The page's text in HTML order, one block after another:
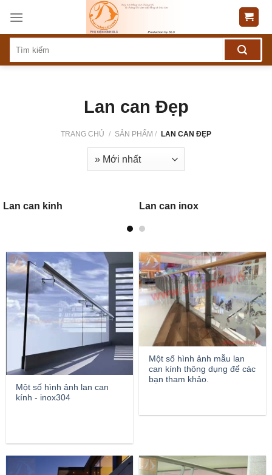
content
Lan can Đẹp
TRANG CHỦ / SẢN PHẨM / LAN CAN ĐẸP
Lan can kinh Lan can inox
Một số hình ảnh lan can
kính - inox304
Một số hình ảnh mẫu lan
can kính thông dụng để các
bạn tham khảo.